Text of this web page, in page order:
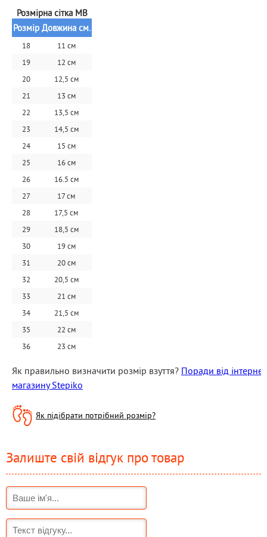
Розмірна сітка MB
Розмір Довжина см.
18
11 см
19
12 см
20
12,5 см
21
13 см
22
13,5 см
23
14,5 см
24
15 см
25
16 см
26
16.5 см
27
17 см
28
17,5 см
29
18,5 см
30
19 см
31
20 см
32
20,5 см
33
21 см
34
21,5 см
35
22 см
36
23 см
Як правильно визначити розмір взуття? Поради від інтернет
магазину Stepiko
Як підібрати потрібний розмір?
Залиште свій відгук про товар